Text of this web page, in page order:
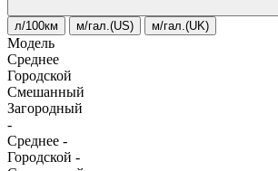
л/100км м/гал.(US) м/гал.(UK)
Модель
Среднее
Городской
Смешанный
Загородный
-
Среднее -
Городской -